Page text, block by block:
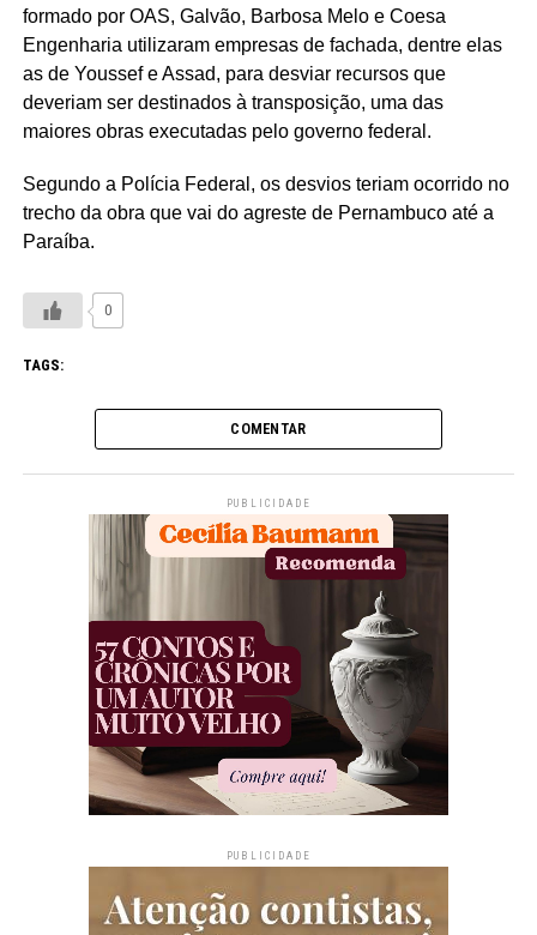
formado por OAS, Galvão, Barbosa Melo e Coesa
Engenharia utilizaram empresas de fachada, dentre elas
as de Youssef e Assad, para desviar recursos que
deveriam ser destinados à transposição, uma das
maiores obras executadas pelo governo federal.
Segundo a Polícia Federal, os desvios teriam ocorrido no
trecho da obra que vai do agreste de Pernambuco até a
Paraíba.
0
TAGS:
COMENTAR
PUBLICIDADE
PUBLICIDADE